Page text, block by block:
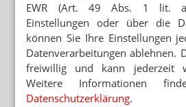
EWR (Art. 49 Abs. 1 lit. a)
Einstellungen oder über die
können Sie Ihre Einstellungen
Datenverarbeitungen ablehnen.
freiwillig und kann jederzeit
Weitere Informationen
Datenschutzerklärung.